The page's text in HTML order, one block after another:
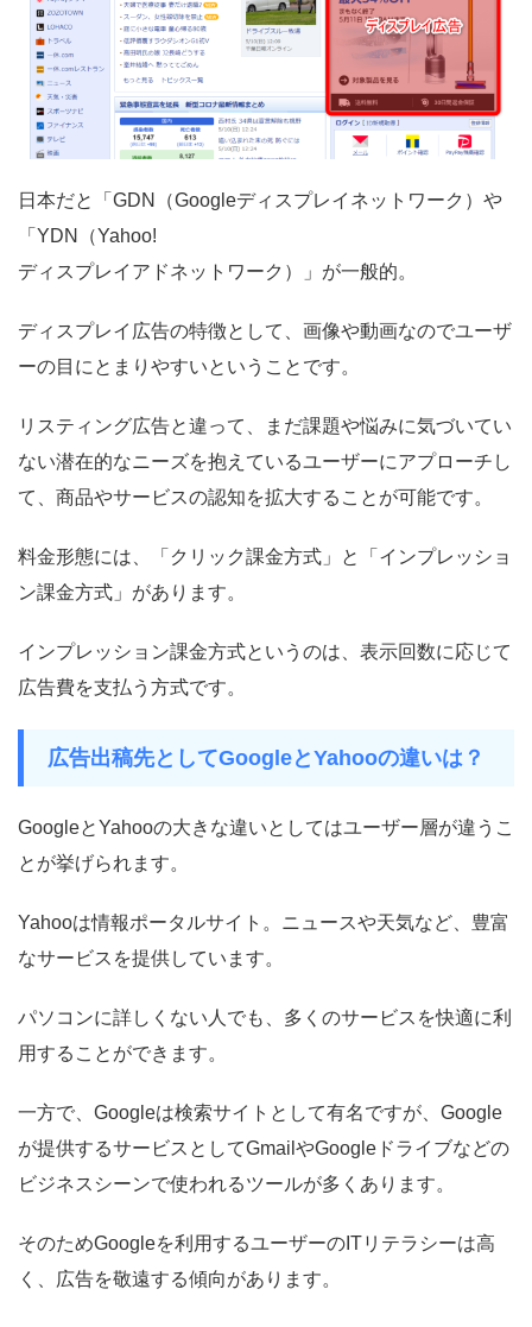
日本だと「GDN（Googleディスプレイネットワーク）や
「YDN（Yahoo!
ディスプレイアドネットワーク）」が一般的。
ディスプレイ広告の特徴として、画像や動画なのでユーザ
ーの目にとまりやすいということです。
リスティング広告と違って、まだ課題や悩みに気づいてい
ない潜在的なニーズを抱えているユーザーにアプローチし
て、商品やサービスの認知を拡大することが可能です。
料金形態には、「クリック課金方式」と「インプレッショ
ン課金方式」があります。
インプレッション課金方式というのは、表示回数に応じて
広告費を支払う方式です。
広告出稿先としてGoogleとYahooの違いは？
GoogleとYahooの大きな違いとしてはユーザー層が違うこ
とが挙げられます。
Yahooは情報ポータルサイト。ニュースや天気など、豊富
なサービスを提供しています。
パソコンに詳しくない人でも、多くのサービスを快適に利
用することができます。
一方で、Googleは検索サイトとして有名ですが、Google
が提供するサービスとしてGmailやGoogleドライブなどの
ビジネスシーンで使われるツールが多くあります。
そのためGoogleを利用するユーザーのITリテラシーは高
く、広告を敬遠する傾向があります。